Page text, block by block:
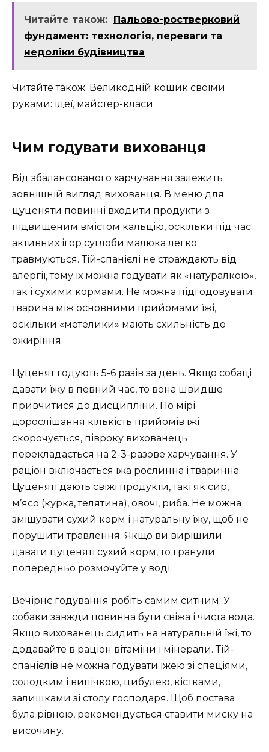
Читайте також: Пальово-ростверковий
фундамент: технологія, переваги та
недоліки будівництва
Читайте також: Великодній кошик своїми
руками: ідеї, майстер-класи
Чим годувати вихованця
Від збалансованого харчування залежить
зовнішній вигляд вихованця. В меню для
цуценяти повинні входити продукти з
підвищеним вмістом кальцію, оскільки під час
активних ігор суглоби малюка легко
травмуються. Тій-спанієлі не страждають від
алергії, тому їх можна годувати як «натуралкою»,
так і сухими кормами. Не можна підгодовувати
тварина між основними прийомами їжі,
оскільки «метелики» мають схильність до
ожиріння.
Цуценят годують 5-6 разів за день. Якщо собаці
давати їжу в певний час, то вона швидше
привчитися до дисципліни. По мірі
дорослішання кількість прийомів їжі
скорочується, півроку вихованець
перекладається на 2-3-разове харчування. У
раціон включається їжа рослинна і тваринна.
Цуценяті дають свіжі продукти, такі як сир,
м’ясо (курка, телятина), овочі, риба. Не можна
змішувати сухий корм і натуральну їжу, щоб не
порушити травлення. Якщо ви вирішили
давати цуценяті сухий корм, то гранули
попередньо розмочуйте у воді.
Вечірнє годування робіть самим ситним. У
собаки завжди повинна бути свіжа і чиста вода.
Якщо вихованець сидить на натуральній їжі, то
додавайте в раціон вітаміни і мінерали. Тій-
спанієлів не можна годувати їжею зі спеціями,
солодким і випічкою, цибулею, кістками,
залишками зі столу господаря. Щоб постава
була рівною, рекомендується ставити миску на
височину.